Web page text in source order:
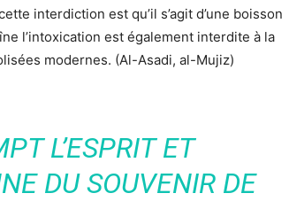
interdiction est qu’il s’agit d’une boisson
l’intoxication est également interdite à la
modernes. (Al-Asadi, al-Mujiz)
L’ESPRIT ET
DU SOUVENIR DE